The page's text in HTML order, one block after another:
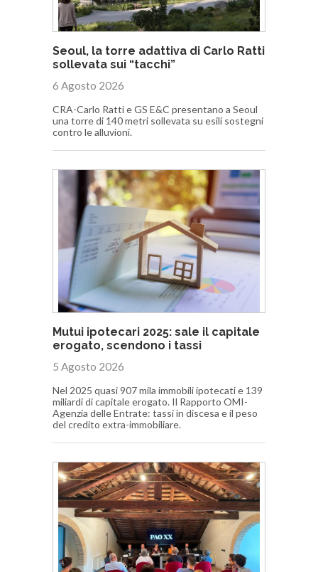
Seoul, la torre adattiva di Carlo Ratti
sollevata sui “tacchi”
6 Agosto 2026
CRA-Carlo Ratti e GS E&C presentano a Seoul
una torre di 140 metri sollevata su esili sostegni
contro le alluvioni.
Mutui ipotecari 2025: sale il capitale
erogato, scendono i tassi
5 Agosto 2026
Nel 2025 quasi 907 mila immobili ipotecati e 139
miliardi di capitale erogato. Il Rapporto OMI-
Agenzia delle Entrate: tassi in discesa e il peso
del credito extra-immobiliare.